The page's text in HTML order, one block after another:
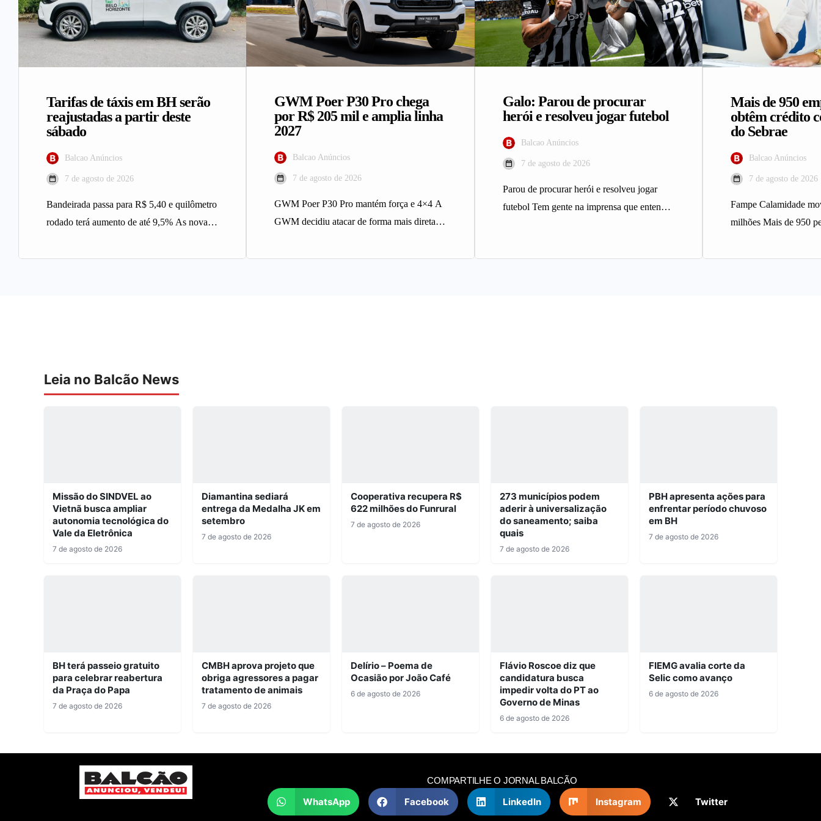
Tarifas de táxis em BH serão
reajustadas a partir deste
sábado
Balcao Anúncios
7 de agosto de 2026
Bandeirada passa para R$ 5,40 e quilômetro
rodado terá aumento de até 9,5% As novas
GWM Poer P30 Pro chega
por R$ 205 mil e amplia linha
2027
Balcao Anúncios
7 de agosto de 2026
GWM Poer P30 Pro mantém força e 4×4 A
GWM decidiu atacar de forma mais direta o
Galo: Parou de procurar
herói e resolveu jogar futebol
Balcao Anúncios
7 de agosto de 2026
Parou de procurar herói e resolveu jogar
futebol Tem gente na imprensa que entende
Mais de 950
obtêm crédito
do Sebrae
Balcao Anúncios
7 de agosto de 2026
Fampe Calamidade
milhões Mais de 950
climáticos…
Leia no Balcão News
Missão do SINDVEL ao
Vietnã busca ampliar
autonomia tecnológica do
Vale da Eletrônica
7 de agosto de 2026
Diamantina sediará
entrega da Medalha JK em
setembro
7 de agosto de 2026
Cooperativa recupera R$
622 milhões do Funrural
7 de agosto de 2026
273 municípios podem
aderir à universalização
do saneamento; saiba
quais
7 de agosto de 2026
PBH apresenta ações para
enfrentar período chuvoso
em BH
7 de agosto de 2026
BH terá passeio gratuito
para celebrar reabertura
da Praça do Papa
7 de agosto de 2026
CMBH aprova projeto que
obriga agressores a pagar
tratamento de animais
7 de agosto de 2026
Delírio – Poema de
Ocasião por João Café
6 de agosto de 2026
Flávio Roscoe diz que
candidatura busca
impedir volta do PT ao
Governo de Minas
6 de agosto de 2026
FIEMG avalia corte da
Selic como avanço
6 de agosto de 2026
COMPARTILHE O JORNAL BALCÃO
WhatsApp Facebook LinkedIn Instagram Twitter